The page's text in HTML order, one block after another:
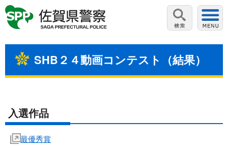
SHB２４動画コンテスト（結果）
入選作品
最優秀賞